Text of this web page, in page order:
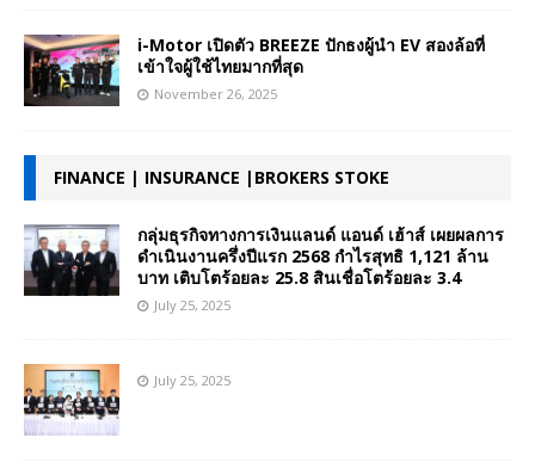
i-Motor เปิดตัว BREEZE ปักธงผู้นำ EV สองล้อที่
เข้าใจผู้ใช้ไทยมากที่สุด
November 26, 2025
FINANCE | INSURANCE |BROKERS STOKE
กลุ่มธุรกิจทางการเงินแลนด์ แอนด์ เฮ้าส์ เผยผลการ
ดำเนินงานครึ่งปีแรก 2568 กำไรสุทธิ 1,121 ล้าน
บาท เติบโตร้อยละ 25.8 สินเชื่อโตร้อยละ 3.4
July 25, 2025
July 25, 2025